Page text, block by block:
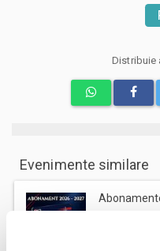
Distribuie
Evenimente similare